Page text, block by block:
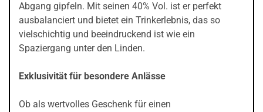
Abgang gipfeln. Mit seinen 40% Vol. ist er perfekt
ausbalanciert und bietet ein Trinkerlebnis, das so
vielschichtig und beeindruckend ist wie ein
Spaziergang unter den Linden.
Exklusivität für besondere Anlässe
Ob als wertvolles Geschenk für einen